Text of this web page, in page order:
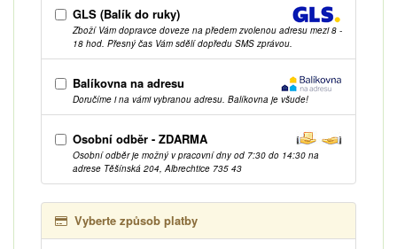
GLS (Balík do ruky)
Zboží Vám dopravce doveze na předem zvolenou adresu mezi 8 -
18 hod. Přesný čas Vám sdělí dopředu SMS zprávou.
Balíkovna na adresu
Doručíme i na vámi vybranou adresu. Balíkovna je všude!
Osobní odběr - ZDARMA
Osobní odběr je možný v pracovní dny od 7:30 do 14:30 na
adrese Těšínská 204, Albrechtice 735 43
Vyberte způsob platby